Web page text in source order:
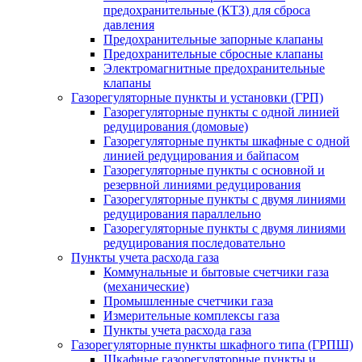
предохранительные (КТЗ) для сброса
давления
Предохранительные запорные клапаны
Предохранительные сбросные клапаны
Электромагнитные предохранительные
клапаны
Газорегуляторные пункты и установки (ГРП)
Газорегуляторные пункты с одной линией
редуцирования (домовые)
Газорегуляторные пункты шкафные с одной
линией редуцирования и байпасом
Газорегуляторные пункты с основной и
резервной линиями редуцирования
Газорегуляторные пункты с двумя линиями
редуцирования параллельно
Газорегуляторные пункты с двумя линиями
редуцирования последовательно
Пункты учета расхода газа
Коммунальные и бытовые счетчики газа
(механические)
Промышленные счетчики газа
Измерительные комплексы газа
Пункты учета расхода газа
Газорегуляторные пункты шкафного типа (ГРПШ)
Шкафные газорегуляторные пункты и